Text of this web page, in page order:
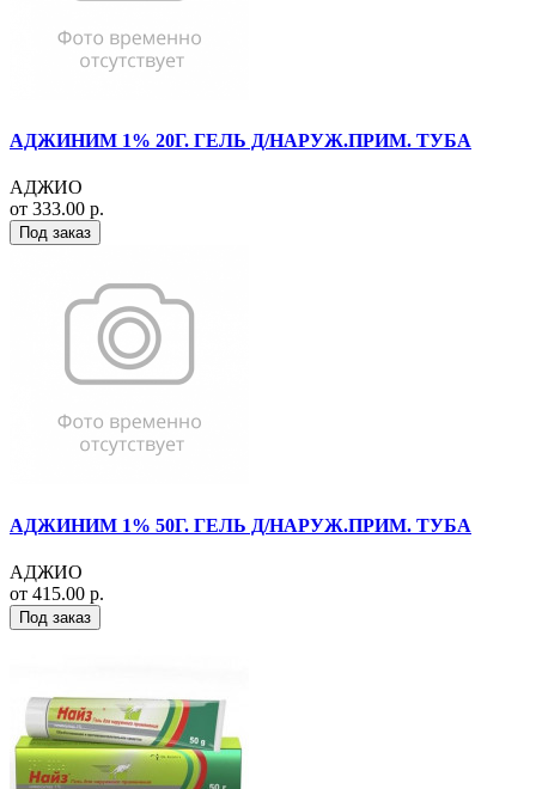
АДЖИНИМ 1% 20Г. ГЕЛЬ Д/НАРУЖ.ПРИМ. ТУБА
АДЖИО
от 333.00 р.
Под заказ
АДЖИНИМ 1% 50Г. ГЕЛЬ Д/НАРУЖ.ПРИМ. ТУБА
АДЖИО
от 415.00 р.
Под заказ